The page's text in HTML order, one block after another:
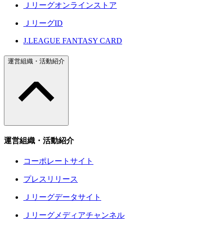
Ｊリーグオンラインストア
ＪリーグID
J.LEAGUE FANTASY CARD
運営組織・活動紹介
運営組織・活動紹介
コーポレートサイト
プレスリリース
Ｊリーグデータサイト
Ｊリーグメディアチャンネル